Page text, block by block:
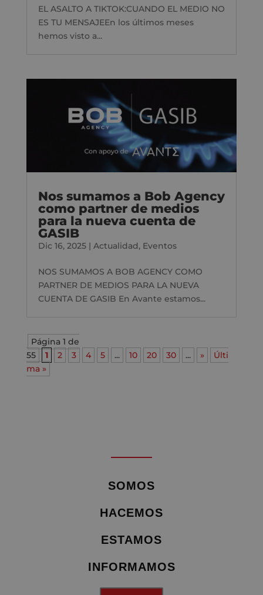
EL ASALTO A TIKTOK:CUANDO EL MEDIO NO
ES TU MENSAJEEn los últimos meses
hemos visto a...
Nos sumamos a Bob Agency
como partner de medios
para la nueva cuenta de
GASIB
Dic 16, 2025| Actualidad, Eventos
NOS SUMAMOS A BOB AGENCY COMO
PARTNER DE MEDIOS PARA LA NUEVA
CUENTA DE GASIB En Avante estamos...
Página 1 de
55
1 2 3 4 5 ... 10 20 30 ... »
Últi
ma »
SOMOS
HACEMOS
ESTAMOS
INFORMAMOS